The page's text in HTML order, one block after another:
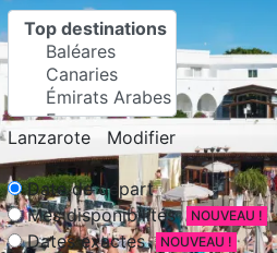
Lanzarote Modifier
Date de départ
Mes disponibilités
NOUVEAU !
Dates exactes NOUVEAU !